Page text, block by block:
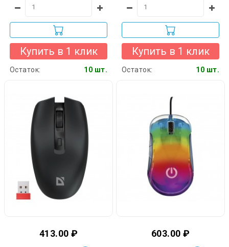
Купить в 1 клик
Остаток: 10 шт.
Купить в 1 клик
Остаток: 10 шт.
413.00 ₽ 603.00 ₽